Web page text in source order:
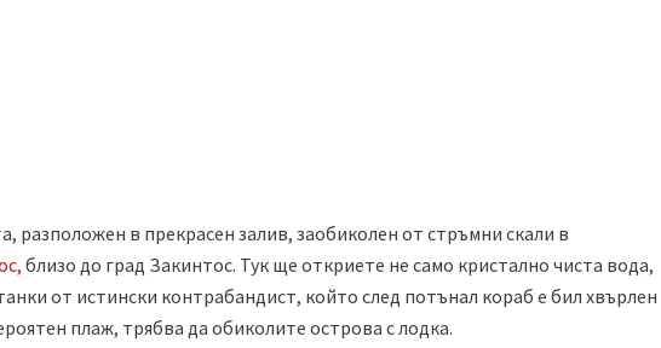
разположен в прекрасен залив, заобиколен от стръмни скали в
близо до град Закинтос. Тук ще откриете не само кристално чиста вода,
от истински контрабандист, който след потънал кораб е бил хвърлен
плаж, трябва да обиколите острова с лодка.